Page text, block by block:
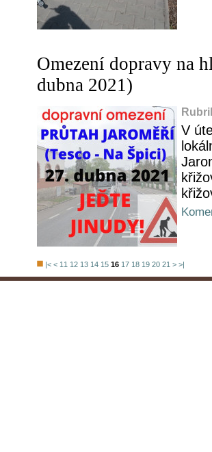
Omezení dopravy na
dubna 2021)
V
|< < 11 12 13 14 15 16 17 18 19 20 21 > >|